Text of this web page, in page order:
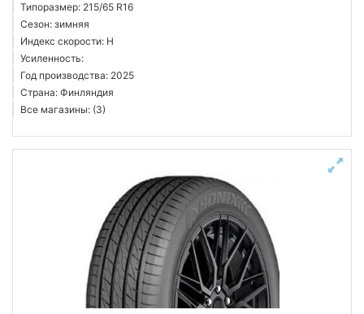
Типоразмер: 215/65 R16
Сезон: зимняя
Индекс скорости: H
Усиленность:
Год производства: 2025
Страна: Финляндия
Все магазины: (3)